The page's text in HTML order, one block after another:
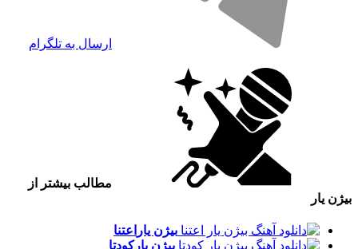
ارسال به تلگرام
مطالب بیشتر از
بیژن یار
بیژن یار اعتنا
بیژن یارکودتا